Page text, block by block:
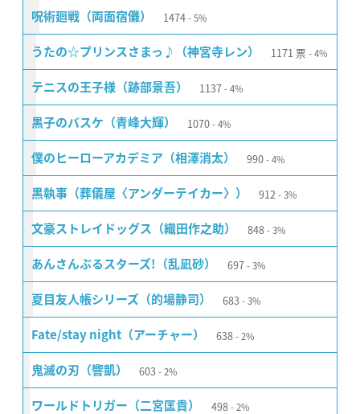
呪術廻戦（両面宿儺） 1474 5%
うたの☆プリンスさまっ♪（神宮寺レン） 1171 票 4%
テニスの王子様（跡部景吾） 1137 4%
黒子のバスケ（青峰大輝） 1070 4%
僕のヒーローアカデミア（相澤消太） 990 4%
黒執事（葬儀屋〈アンダーテイカー〉） 912 3%
文豪ストレイドッグス（織田作之助） 848 3%
あんさんぶるスターズ!（乱凪砂） 697 3%
夏目友人帳シリーズ（的場静司） 683 3%
Fate/stay night（アーチャー） 638 2%
鬼滅の刃（響凱） 603 2%
ワールドトリガー（二宮匡貴） 498 2%